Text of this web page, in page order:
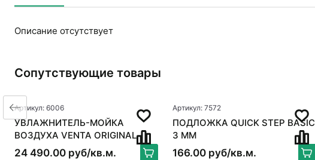
Описание отсутствует
Сопутствующие товары
Артикул: 6006
УВЛАЖНИТЕЛЬ-МОЙКА
ВОЗДУХА VENTA ORIGINAL
LW15, БЕЛЫЙ
24 490.00 руб/кв.м.
Артикул: 7572
ПОДЛОЖКА QUICK STEP BASIC
3 ММ
166.00 руб/кв.м.